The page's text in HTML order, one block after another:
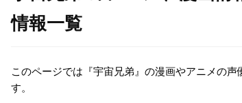
情報一覧
このページでは『宇宙兄弟』の漫画やアニメの
す。